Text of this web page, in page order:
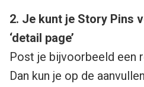
2. Je kunt je Story Pins
‘detail page’
Post je bijvoorbeeld een
Dan kun je op de